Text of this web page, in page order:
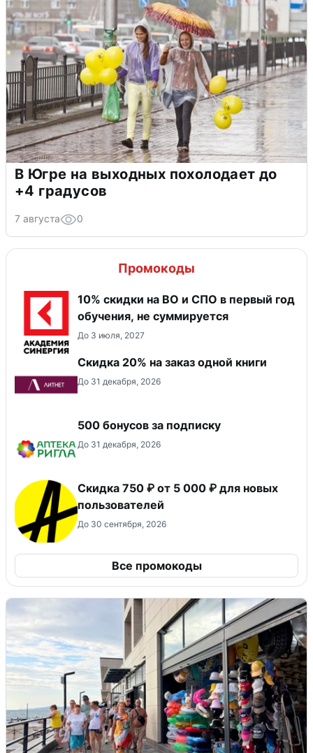
В Югре на выходных похолодает до
+4 градусов
7 августа 0
Промокоды
10% скидки на ВО и СПО в первый год
обучения, не суммируется
До 3 июля, 2027
Скидка 20% на заказ одной книги
До 31 декабря, 2026
500 бонусов за подписку
До 31 декабря, 2026
Скидка 750 ₽ от 5 000 ₽ для новых
пользователей
До 30 сентября, 2026
Все промокоды